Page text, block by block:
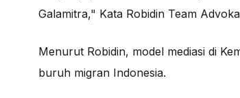
Galamitra," Kata Robidin Team
Menurut Robidin, model mediasi di
buruh migran Indonesia.